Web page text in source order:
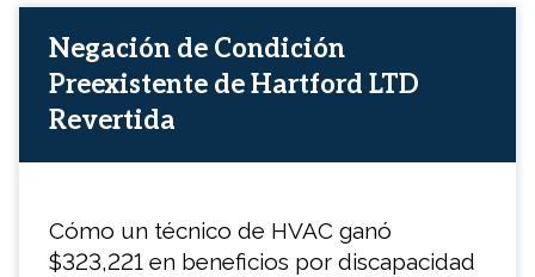
Negación de Condición
Preexistente de Hartford LTD
Revertida
Cómo un técnico de HVAC ganó
$323,221 en beneficios por discapacidad